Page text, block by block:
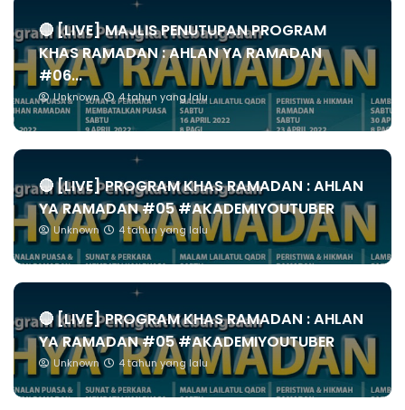
🔴 [LIVE] MAJLIS PENUTUPAN PROGRAM
KHAS RAMADAN : AHLAN YA RAMADAN
#06...
Unknown 4 tahun yang lalu
🔴 [LIVE] PROGRAM KHAS RAMADAN : AHLAN
YA RAMADAN #05 #AKADEMIYOUTUBER
Unknown 4 tahun yang lalu
🔴 [LIVE] PROGRAM KHAS RAMADAN : AHLAN
YA RAMADAN #05 #AKADEMIYOUTUBER
Unknown 4 tahun yang lalu